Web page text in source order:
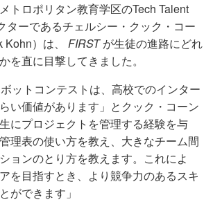
トロポリタン教育学区のTech Talent
ターであるチェルシー・クック・コー
）は、 FIRSTが生徒の進路にどれ
を直に目撃してきました。
ットコンテストは、高校でのインター
い価値があります」とクック・コーン
にプロジェクトを管理する経験を与
理表の使い方を教え、大きなチーム間
ョンのとり方を教えます。これによ
を目指すとき、より競争力のあるスキ
ができます」